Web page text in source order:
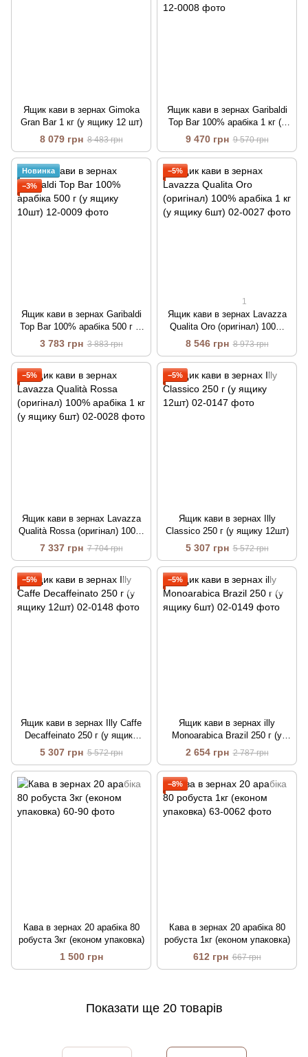
Ящик кави в зернах Gimoka
Gran Bar 1 кг (у ящику 12 шт)
8 079 грн 8 483 грн
Ящик кави в зернах Garibaldi
Top Bar 100% арабіка 1 кг (у
ящику 10шт)
9 470 грн 9 570 грн
Новинка
−3%
Ящик кави в зернах Garibaldi
Top Bar 100% арабіка 500 г (у
ящику 10шт)
3 783 грн 3 883 грн
−5%
1
Ящик кави в зернах Lavazza
Qualita Oro (оригінал) 100%
арабіка 1 кг (у ящику 6шт)
8 546 грн 8 973 грн
−5%
Ящик кави в зернах Lavazza
Qualità Rossa (оригінал) 100%
арабіка 1 кг (у ящику 6шт)
7 337 грн 7 704 грн
−5%
Ящик кави в зернах Illy
Classico 250 г (у ящику 12шт)
5 307 грн 5 572 грн
−5%
Ящик кави в зернах Illy Caffe
Decaffeinato 250 г (у ящику
12шт)
5 307 грн 5 572 грн
−5%
Ящик кави в зернах illy
Monoarabica Brazil 250 г (у
ящику 6шт)
2 654 грн 2 787 грн
Кава в зернах 20 арабіка 80
робуста 3кг (економ упаковка)
1 500 грн
−8%
Кава в зернах 20 арабіка 80
робуста 1кг (економ упаковка)
612 грн 667 грн
Показати ще 20 товарів